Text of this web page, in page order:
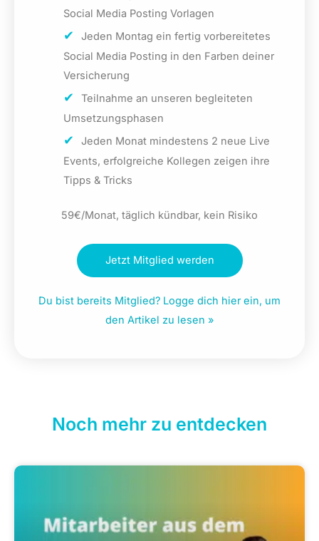
Social Media Posting Vorlagen
Jeden Montag ein fertig vorbereitetes
Social Media Posting in den Farben deiner
Versicherung
Teilnahme an unseren begleiteten
Umsetzungsphasen
Jeden Monat mindestens 2 neue Live
Events, erfolgreiche Kollegen zeigen ihre
Tipps & Tricks
59€/Monat, täglich kündbar, kein Risiko
Jetzt Mitglied werden
Du bist bereits Mitglied? Logge dich hier ein, um
den Artikel zu lesen »
Noch mehr zu entdecken